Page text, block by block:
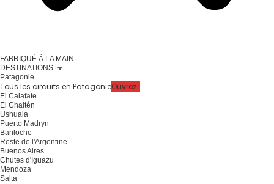
FABRIQUÉ À LA MAIN
DESTINATIONS
Patagonie
Tous les circuits en PatagonieOuvrez !
El Calafate
El Chaltén
Ushuaia
Puerto Madryn
Bariloche
Reste de l'Argentine
Buenos Aires
Chutes d'Iguazu
Mendoza
Salta